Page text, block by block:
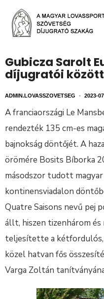
Gubicza Sarolt
díjugratói között
ADMIN.LOVASSZOVETSEG • 2023-
A franciaországi Le
rendezték 135 cm-es
bajnokság döntőjét. A
örömére Bosits Bíborka
másodszor tudott
kontinensviadalon
Quatre Saisons nevű pej
állt, hiszen tizenhárom
teljesítette a kétfordulós,
közel hatvan fős
Varga Zoltán